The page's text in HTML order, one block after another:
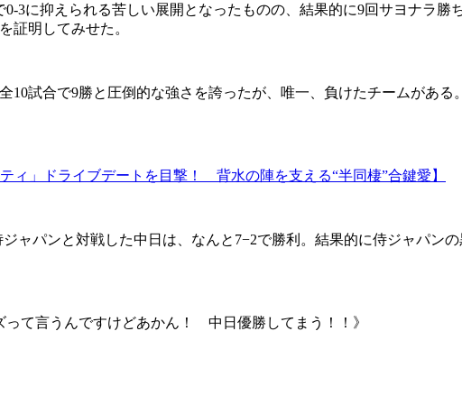
に抑えられる苦しい展開となったものの、結果的に9回サヨナラ勝
証明してみせた。
試合で9勝と圧倒的な強さを誇ったが、唯一、負けたチームがある
ィ」ドライブデートを目撃！ 背水の陣を支える“半同棲”合鍵愛】
パンと対戦した中日は、なんと7−2で勝利。結果的に侍ジャパン
て言うんですけどあかん！ 中日優勝してまう！！》